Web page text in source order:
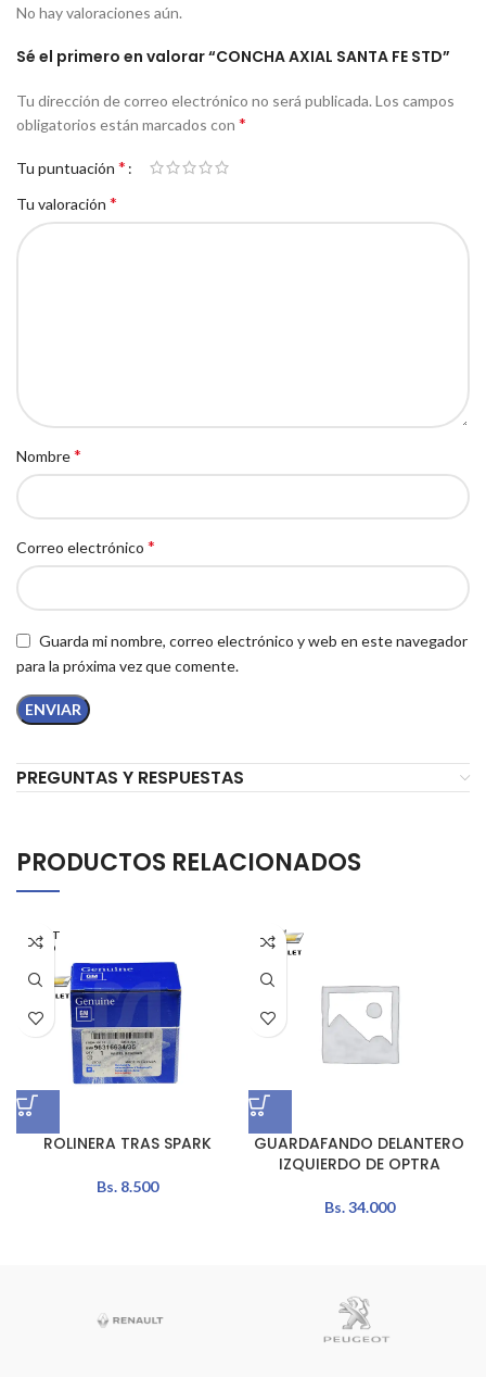
No hay valoraciones aún.
Sé el primero en valorar “CONCHA AXIAL SANTA FE STD”
Tu dirección de correo electrónico no será publicada. Los campos
obligatorios están marcados con *
Tu puntuación *
Tu valoración *
Nombre*
Correo electrónico *
Guarda mi nombre, correo electrónico y web en este navegador
para la próxima vez que comente.
PREGUNTAS Y RESPUESTAS
PRODUCTOS RELACIONADOS
AGOT
ADO
ROLINERA TRAS SPARK
Bs.8.500
GUARDAFANDO DELANTERO
IZQUIERDO DE OPTRA
Bs.34.000